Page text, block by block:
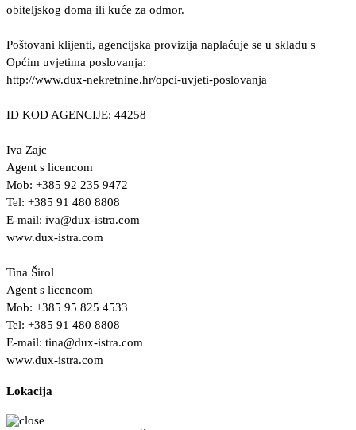
obiteljskog doma ili kuće za odmor.
Poštovani klijenti, agencijska provizija naplaćuje se u skladu s
Općim uvjetima poslovanja:
http://www.dux-nekretnine.hr/opci-uvjeti-poslovanja
ID KOD AGENCIJE: 44258
Iva Zajc
Agent s licencom
Mob: +385 92 235 9472
Tel: +385 91 480 8808
E-mail: iva@dux-istra.com
www.dux-istra.com
Tina Širol
Agent s licencom
Mob: +385 95 825 4533
Tel: +385 91 480 8808
E-mail: tina@dux-istra.com
www.dux-istra.com
Lokacija